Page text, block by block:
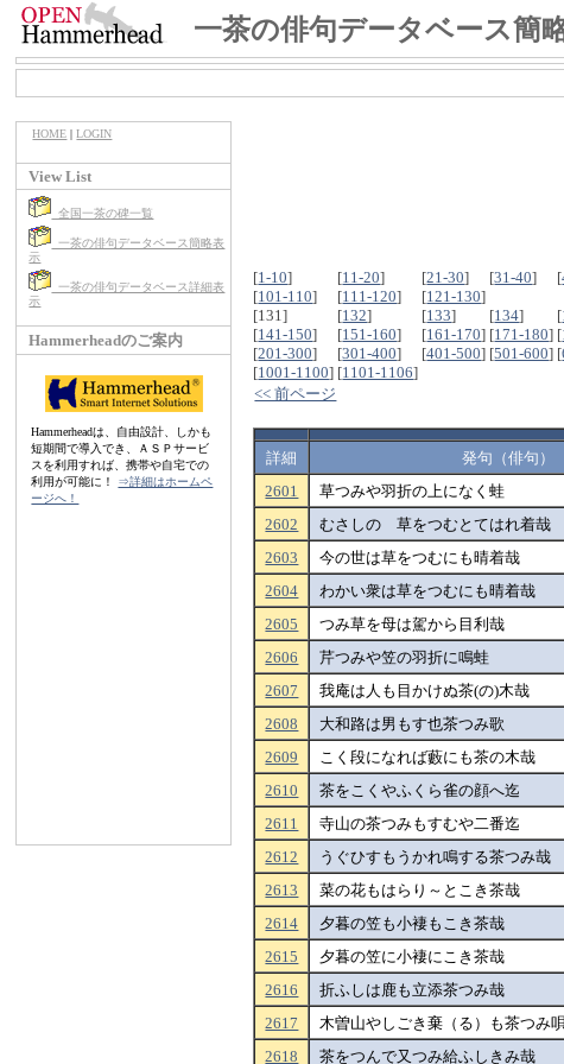
一茶の俳句データベース簡
HOME |LOGIN
View List
全国一茶の碑一覧
一茶の俳句データベース簡略表
示
一茶の俳句データベース詳細表
示
Hammerheadのご案内
Hammerheadは、自由設計、しかも
短期間で導入でき、ＡＳＰサービ
スを利用すれば、携帯や自宅での
利用が可能に！ ⇒詳細はホームペ
ージへ！
[1-10] [11-20] [21-30] [31-40] [
[101-110] [111-120] [121-130]
[131]
[132] [133] [134] [
[141-150] [151-160] [161-170] [171-180] [
[201-300] [301-400] [401-500] [501-600] [
[1001-1100] [1101-1106]
<< 前ページ
詳細 発句（俳句）
2601
草つみや羽折の上になく蛙
2602
むさしのゝ草をつむとてはれ着哉
2603
今の世は草をつむにも晴着哉
2604
わかい衆は草をつむにも晴着哉
2605
つみ草を母は駕から目利哉
2606
芹つみや笠の羽折に鳴蛙
2607
我庵は人も目かけぬ茶(の)木哉
2608
大和路は男もす也茶つみ歌
2609
こく段になれば藪にも茶の木哉
2610
茶をこくやふくら雀の顔へ迄
2611
寺山の茶つみもすむや二番迄
2612
うぐひすもうかれ鳴する茶つみ哉
2613
菜の花もはらり～とこき茶哉
2614
夕暮の笠も小褄もこき茶哉
2615
夕暮の笠に小褄にこき茶哉
2616
折ふしは鹿も立添茶つみ哉
2617
木曽山やしごき棄（る）も茶つみ唄
2618
茶をつんで又つみ給ふしきみ哉